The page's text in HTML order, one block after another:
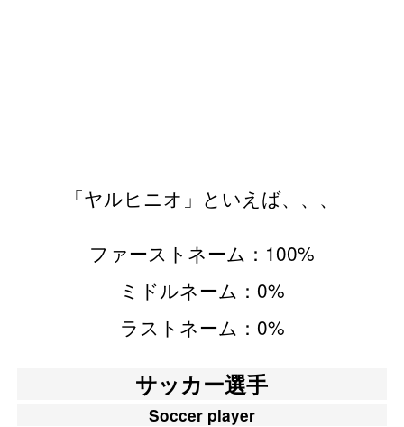
「ヤルヒニオ」といえば、、、
ファーストネーム：100%
ミドルネーム：0%
ラストネーム：0%
サッカー選手
Soccer player